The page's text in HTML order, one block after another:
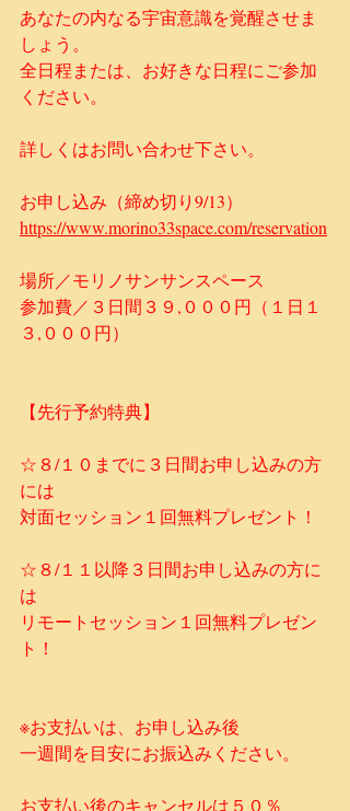
あなたの内なる宇宙意識を覚醒させま
しょう。
全日程または、お好きな日程にご参加
ください。​​
​詳しくはお問い合わせ下さい。
お申し込み（締め切り9/13）
https://www.morino33space.com/reservation
​場所／モリノサンサンスペース
​参加費／３日間３９,０００円（１日１
３,０００円）​
【先行予約特典】
☆８/１０までに３日間お申し込みの方
には
対面セッション１回無料プレゼント！
☆８/１１以降３日間お申し込みの方に
は
リモートセッション１回無料プレゼン
ト！
※お支払いは、お申し込み後
一週間を目安にお振込みください。
お支払い後のキャンセルは５０％